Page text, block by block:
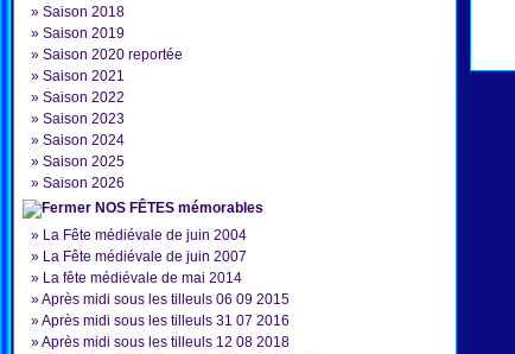
» Saison 2018
» Saison 2019
» Saison 2020 reportée
» Saison 2021
» Saison 2022
» Saison 2023
» Saison 2024
» Saison 2025
» Saison 2026
NOS FÊTES mémorables
» La Fête médiévale de juin 2004
» La Fête médiévale de juin 2007
» La fête médiévale de mai 2014
»Après midi sous les tilleuls 06 09 2015
»Après midi sous les tilleuls 31 07 2016
»Après midi sous les tilleuls 12 08 2018